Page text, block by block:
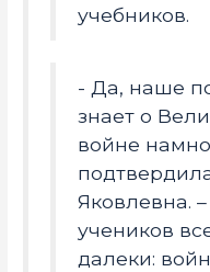
учебников.
- Да, наше
знает о
войне
Яковлевна.
учеников
далеки: